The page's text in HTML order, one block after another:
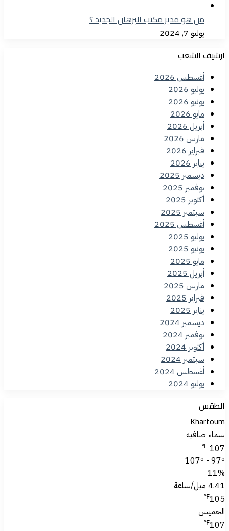
من هو مدير مكتب البرهان الجديد ؟
يوليو 7, 2024
ارشيف الشعب
أغسطس 2026
يوليو 2026
يونيو 2026
مايو 2026
أبريل 2026
مارس 2026
فبراير 2026
يناير 2026
ديسمبر 2025
نوفمبر 2025
أكتوبر 2025
سبتمبر 2025
أغسطس 2025
يوليو 2025
يونيو 2025
مايو 2025
أبريل 2025
مارس 2025
فبراير 2025
يناير 2025
ديسمبر 2024
نوفمبر 2024
أكتوبر 2024
سبتمبر 2024
أغسطس 2024
يوليو 2024
الطقس
Khartoum
سماء صافية
107
℉
107º - 97º
11%
4.41 ميل/ساعة
105
℉
الخميس
107
℉